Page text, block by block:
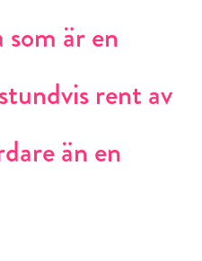
är en
rent av
än en